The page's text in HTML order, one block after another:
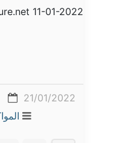
11-01-2022
21/01/2022